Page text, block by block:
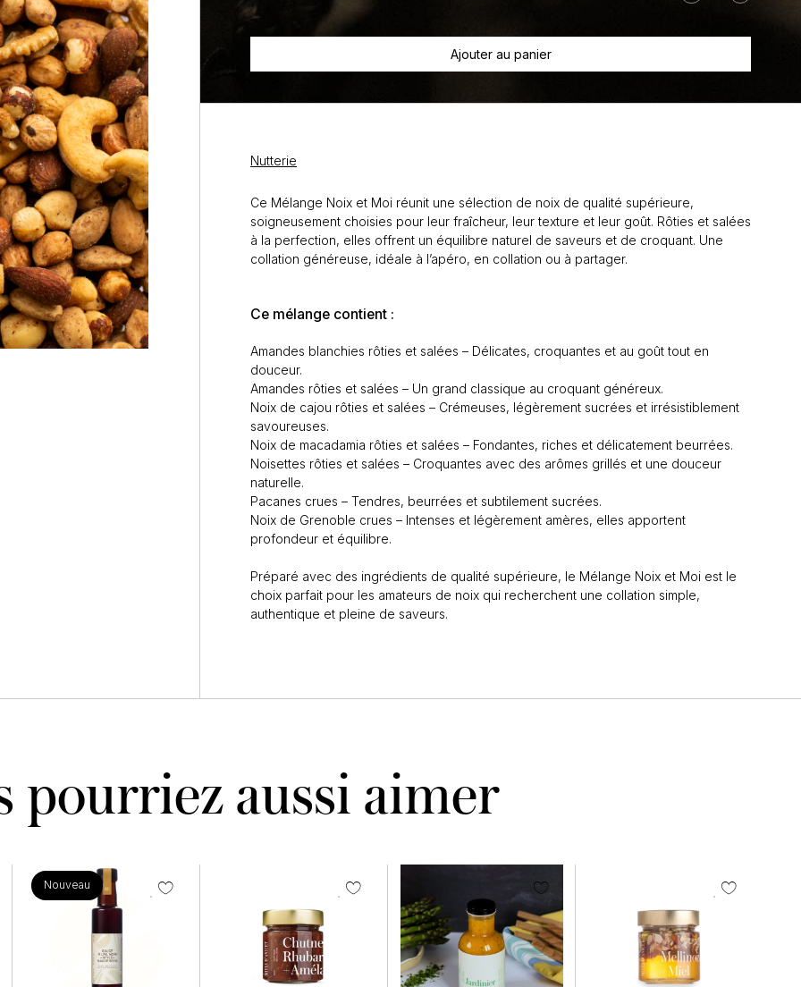
Mélange
Noix
Ajouter au panier
Nutterie
Ce Mélange Noix et Moi réunit une sélection de noix de qualité supérieure,
soigneusement choisies pour leur fraîcheur, leur texture et leur goût. Rôties et salées
à la perfection, elles offrent un équilibre naturel de saveurs et de croquant. Une
collation généreuse, idéale à l’apéro, en collation ou à partager.
Ce mélange contient :
Amandes blanchies rôties et salées – Délicates, croquantes et au goût tout en
douceur.
Amandes rôties et salées – Un grand classique au croquant généreux.
Noix de cajou rôties et salées – Crémeuses, légèrement sucrées et irrésistiblement
savoureuses.
Noix de macadamia rôties et salées – Fondantes, riches et délicatement beurrées.
Noisettes rôties et salées – Croquantes avec des arômes grillés et une douceur
naturelle.
Pacanes crues – Tendres, beurrées et subtilement sucrées.
Noix de Grenoble crues – Intenses et légèrement amères, elles apportent
profondeur et équilibre.
Préparé avec des ingrédients de qualité supérieure, le Mélange Noix et Moi est le
choix parfait pour les amateurs de noix qui recherchent une collation simple,
authentique et pleine de saveurs.
pourriez aussi aimer
Nouveau